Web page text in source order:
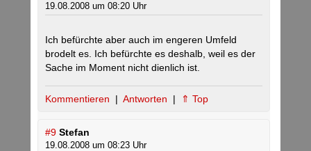
19.08.2008 um 08:20 Uhr
Ich befürchte aber auch im engeren Umfeld
brodelt es. Ich befürchte es deshalb, weil es der
Sache im Moment nicht dienlich ist.
Kommentieren | Antworten | ⇑ Top
#9 Stefan
19.08.2008 um 08:23 Uhr